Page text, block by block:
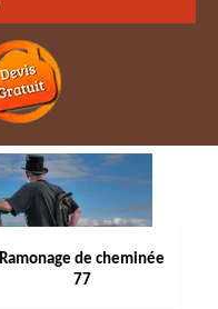
Ramonage de cheminée
77